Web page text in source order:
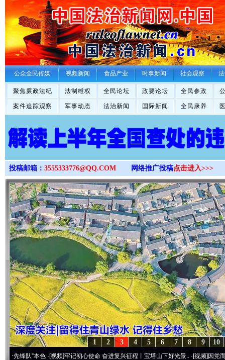
>
公众全民传媒 视频新闻 食品产业 时事新闻 社会观察
聚焦廉政法纪 法制维权 全民论坛 政要论坛 全民参政
案件追踪观察 军事动态 法治新闻 国际新闻 全民康养
投稿邮箱： 3555333776@QQ.COM 网络推广投稿点击进入>>>
10
9
8
7
6
5
4
3
2
1
本色·[视频]牢记初心使命 奋进复兴征程丨宝塔山下好光景..·[视频]因党而生 为党而